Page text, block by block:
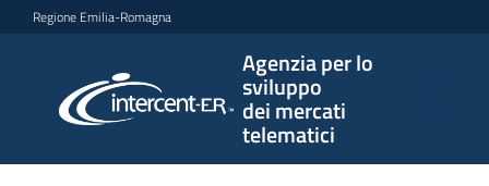
Vai al contenuto
Vai alla navigazione
Vai al footer
Regione Emilia-Romagna
Agenzia per lo
sviluppo
dei mercati
telematici
per lo
sviluppo